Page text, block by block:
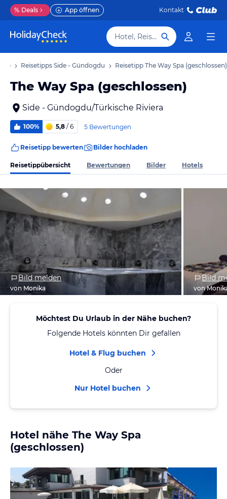
% Deals App öffnen Kontakt
Hotel, Reiseziel
Reisetipps Side - Gündogdu Reisetipp The Way Spa (geschlossen)
The Way Spa (geschlossen)
Side - Gündogdu/Türkische Riviera
100% 5,8 / 6 5 Bewertungen
Reisetipp bewerten Bilder hochladen
Reisetippübersicht Bewertungen Bilder Hotels
Bild melden
von Monika
Bild
von
Möchtest Du Urlaub in der Nähe buchen?
Folgende Hotels könnten Dir gefallen
Hotel & Flug buchen
Oder
Nur Hotel buchen
Hotel nähe The Way Spa
(geschlossen)